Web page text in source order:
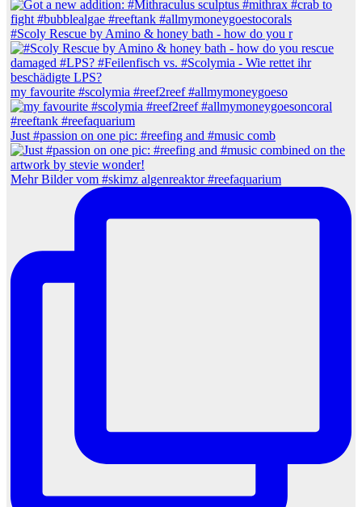
#Scoly Rescue by Amino & honey bath - how do you r
my favourite #scolymia #reef2reef #allmymoneygoeso
Just #passion on one pic: #reefing and #music comb
Mehr Bilder vom #skimz algenreaktor #reefaquarium